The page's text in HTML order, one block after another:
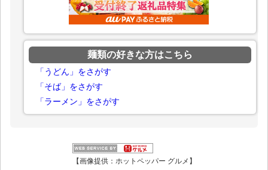
麺類の好きな方はこちら
「うどん」をさがす
「そば」をさがす
「ラーメン」をさがす
【画像提供：ホットペッパー グルメ】